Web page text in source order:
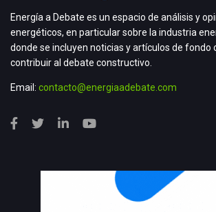
Energía a Debate es un espacio de análisis y
energéticos, en particular sobre la industria
donde se incluyen noticias y artículos de fondo
contribuir al debate constructivo.
Email: contacto@energiaadebate.com